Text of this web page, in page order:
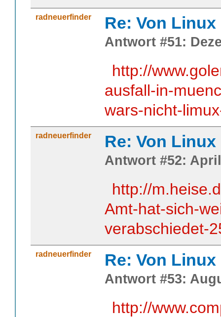
radneuerfinder Re: Von
Antwort #51:
http://
ausfall-in-
wars-nicht-
radneuerfinder Re: Von
Antwort #52:
http://
Amt-hat-sich-
verabschiedet-
radneuerfinder Re: Von
Antwort #53:
http://